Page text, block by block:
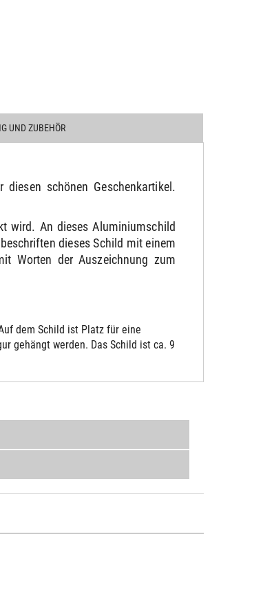
UND ZUBEHÖR
schönen Geschenkartikel.
wird. An dieses Aluminiumschild
dieses Schild mit einem
Worten der Auszeichnung zum
dem Schild ist Platz für eine
gehängt werden. Das Schild ist ca. 9